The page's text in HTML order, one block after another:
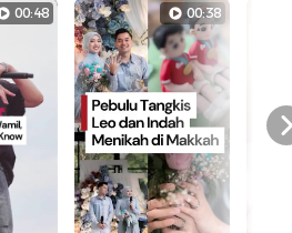
00:48 00:38